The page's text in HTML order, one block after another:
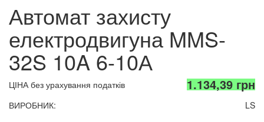
Автомат захисту
електродвигуна MMS-
32S 10A 6-10А
ЦІНА без урахування податків 1.134,39 грн
ВИРОБНИК:
LS